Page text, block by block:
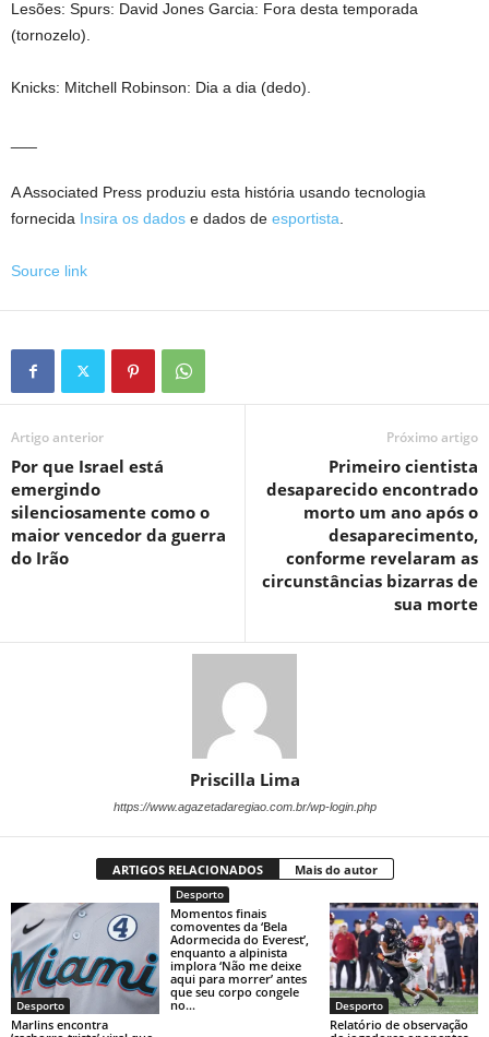
Lesões: Spurs: David Jones Garcia: Fora desta temporada
(tornozelo).
Knicks: Mitchell Robinson: Dia a dia (dedo).
A Associated Press produziu esta história usando tecnologia
fornecida Insira os dados e dados de esportista
Source link
Artigo anterior
Por que Israel está
emergindo
silenciosamente como o
maior vencedor da guerra
do Irão
Próximo artigo
Primeiro cientista
desaparecido encontrado
morto um ano após o
desaparecimento,
conforme revelaram as
circunstâncias bizarras de
sua morte
Priscilla Lima
https://www.agazetadaregiao.com.br/wp-login.php
ARTIGOS RELACIONADOS Mais do autor
Desporto
Marlins encontra
Desporto
Momentos finais
comoventes da ‘Bela
Adormecida do Everest’,
enquanto a alpinista
implora ‘Não me deixe
aqui para morrer’ antes
que seu corpo congele
no...
Desporto
Relatório de observação